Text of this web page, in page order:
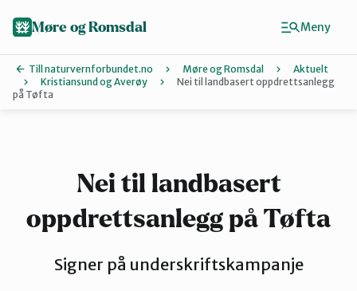
Aure
Møre og Romsdal
Till naturvernforbundet.no Møre og Romsdal
Aktuelt
Kristiansund og Averøy
Nei til landbasert oppdrettsanlegg
på Tøfta
Nei til landbasert
oppdrettsanlegg på Tøfta
Signer på underskriftskampanje